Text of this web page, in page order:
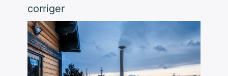
corriger